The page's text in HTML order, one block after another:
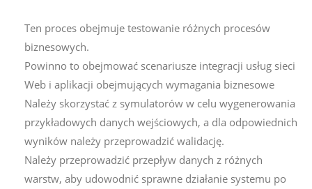
Ten proces obejmuje testowanie różnych procesów
biznesowych.
Powinno to obejmować scenariusze integracji usług sieci
Web i aplikacji obejmujących wymagania biznesowe
Należy skorzystać z symulatorów w celu wygenerowania
przykładowych danych wejściowych, a dla odpowiednich
wyników należy przeprowadzić walidację.
Należy przeprowadzić przepływ danych z różnych
warstw, aby udowodnić sprawne działanie systemu po